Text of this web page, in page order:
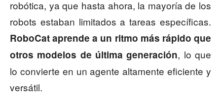
robótica, ya que hasta ahora, la mayoría de los
robots estaban limitados a tareas específicas.
RoboCat aprende a un ritmo más rápido que
otros modelos de última generación, lo que
lo convierte en un agente altamente eficiente y
versátil.